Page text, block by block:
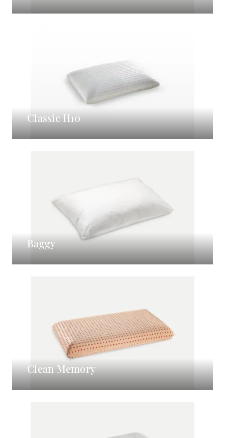
Classic H10
Baggy
Clean Memory